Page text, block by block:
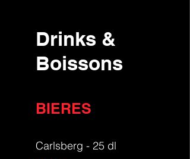
Drinks &
Boissons
BIERES
Carlsberg - 25 dl